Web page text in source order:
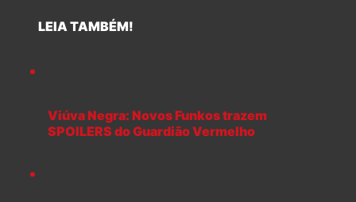
LEIA TAMBÉM!
Viúva Negra: Novos Funkos trazem
SPOILERS do Guardião Vermelho